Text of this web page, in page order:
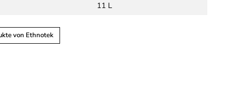
11 L
von Ethnotek